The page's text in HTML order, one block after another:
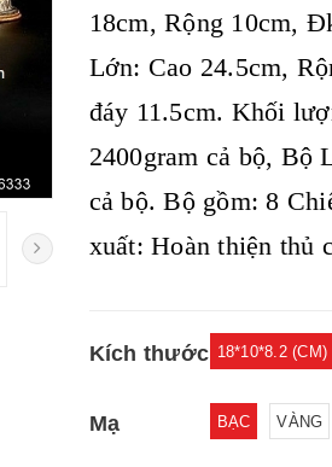
18cm, Rộng 10cm,
Lớn: Cao 24.5cm,
đáy 11.5cm. Khối
2400gram cả bộ, Bộ
cả bộ. Bộ gồm: 8
xuất: Hoàn thiện thủ
Kích thước 18*10*8.2 (CM)
Mạ BẠC VÀNG